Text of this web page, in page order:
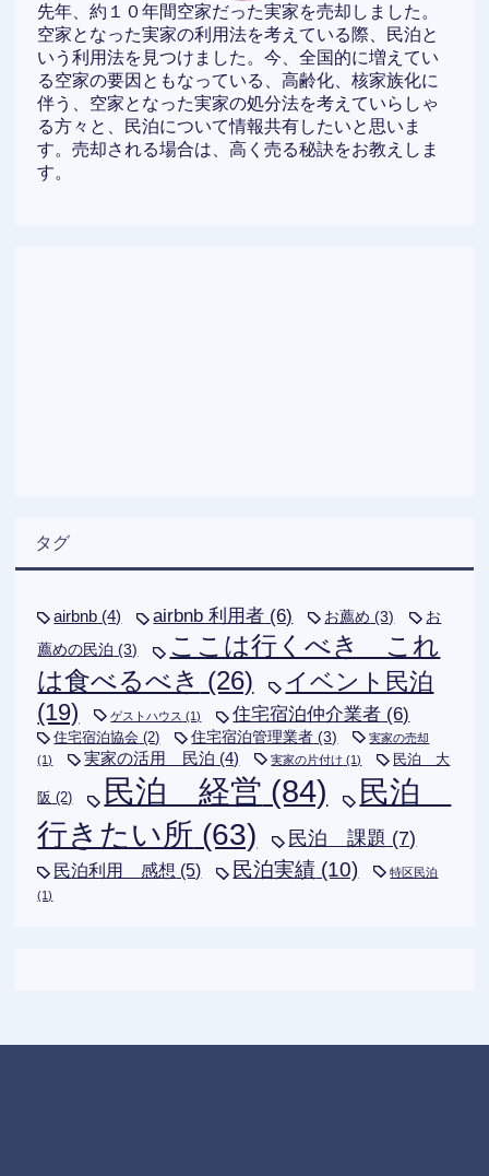
先年、約１０年間空家だった実家を売却しました。
空家となった実家の利用法を考えている際、民泊と
いう利用法を見つけました。今、全国的に増えてい
る空家の要因ともなっている、高齢化、核家族化に
伴う、空家となった実家の処分法を考えていらしゃ
る方々と、民泊について情報共有したいと思いま
す。売却される場合は、高く売る秘訣をお教えしま
す。
タグ
airbnb (4) airbnb 利用者 (6) お薦め (3)
お
薦めの民泊 (3)
ここは行くべき これ
は食べるべき (26)
イベント民泊
(19)
ゲストハウス (1) 住宅宿泊仲介業者 (6)
住宅宿泊協会 (2) 住宅宿泊管理業者 (3)
実家の売却
(1)
実家の活用 民泊 (4) 実家の片付け (1) 民泊 大
阪 (2) 民泊 経営 (84)
民泊
行きたい所 (63) 民泊 課題 (7)
民泊利用 感想 (5) 民泊実績 (10)
特区民泊
(1)